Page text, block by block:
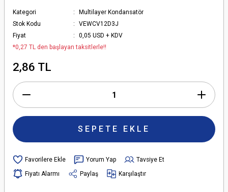
Kategori
Multilayer Kondansatör
Stok Kodu
VEWCV12D3J
Fiyat
0,05 USD + KDV
*0,27 TL den başlayan taksitlerle!!
2,86 TL
SEPETE EKLE
Yorum Yap
Tavsiye Et
Fiyatı Alarmı
Paylaş Karşılaştır